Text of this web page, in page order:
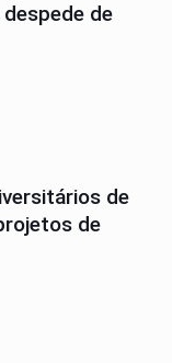
despede de
de
de